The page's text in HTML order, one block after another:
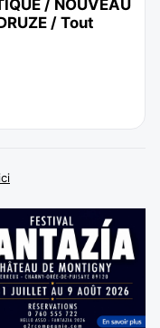
/ NOUVEAU
/ Tout